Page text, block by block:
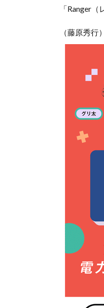
「Ranger
（藤原秀行）